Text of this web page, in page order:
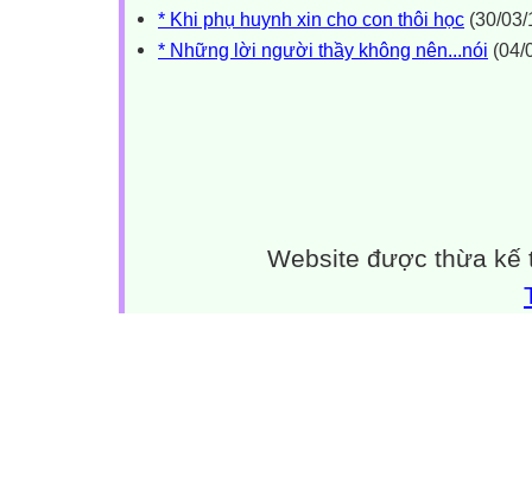
* Khi phụ huynh xin cho con thôi học (30/03/
* Những lời người thầy không nên...nói (04/
Website được thừa